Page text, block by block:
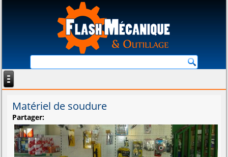
Matériel de soudure
Partager: